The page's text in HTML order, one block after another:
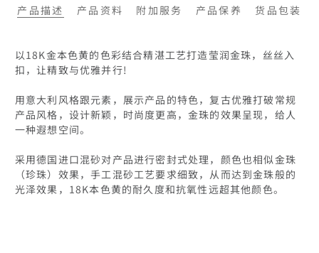
产品描述 产品资料 附加服务 产品保养 货品包装
以18K金本色黄的色彩结合精湛工艺打造莹润金珠，丝丝入
扣，让精致与优雅并行!
用意大利风格跟元素，展示产品的特色，复古优雅打破常规
产品风格，设计新颖，时尚度更高，金珠的效果呈现，给人
一种遐想空间。
采用德国进口混砂对产品进行密封式处理，颜色也相似金珠
（珍珠）效果，手工混砂工艺要求细致，从而达到金珠般的
光泽效果，18K本色黄的耐久度和抗氧性远超其他颜色。